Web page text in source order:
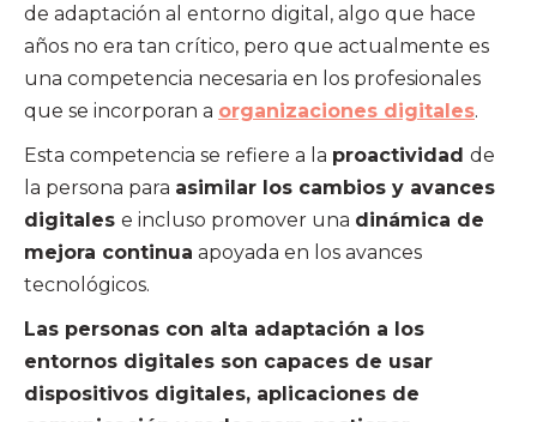
de adaptación al entorno digital, algo que hace
años no era tan crítico, pero que actualmente es
una competencia necesaria en los profesionales
que se incorporan a organizaciones digitales.
Esta competencia se refiere a la proactividad de
la persona para asimilar los cambios y avances
digitales e incluso promover una dinámica de
mejora continua apoyada en los avances
tecnológicos.
Las personas con alta adaptación a los
entornos digitales son capaces de usar
dispositivos digitales, aplicaciones de